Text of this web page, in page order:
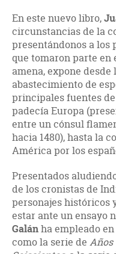
En este nuevo libro,
circunstancias de la
presentándonos a los
que tomaron parte en
amena, expone desde
abastecimiento de
principales fuentes
padecía Europa
entre un cónsul
hacia 1480), hasta la
América por los
Presentados
de los cronistas de
personajes históricos
estar ante un ensayo
Galánha empleado
como la serie de Años